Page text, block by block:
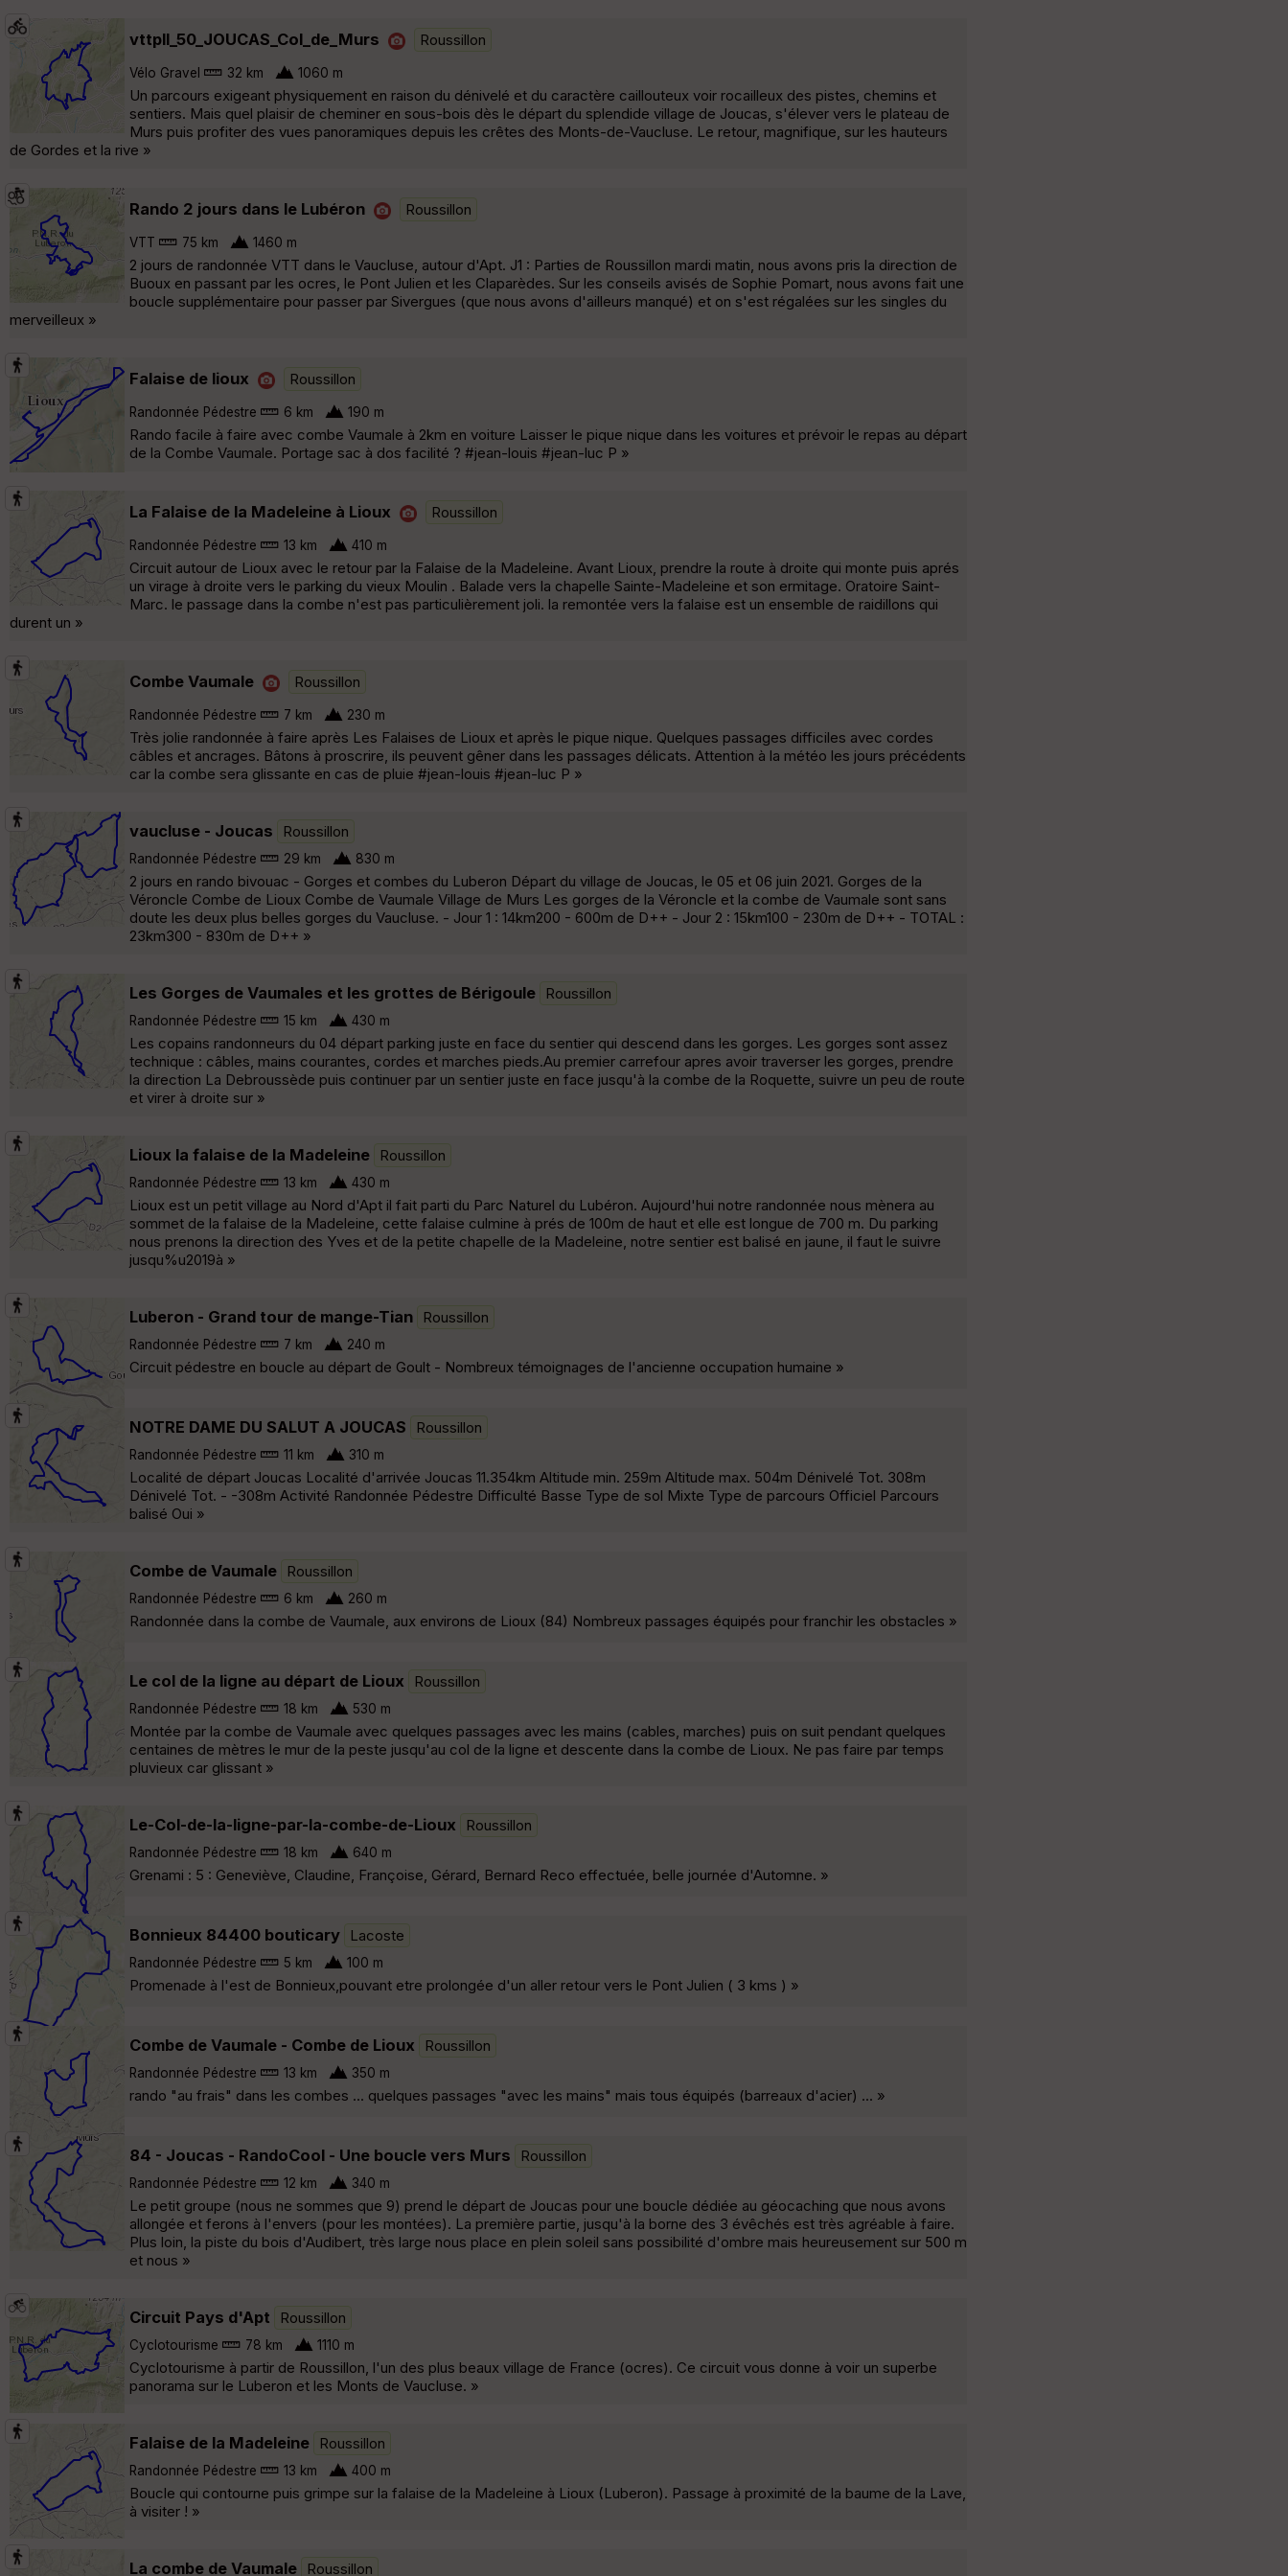
vttpll_50_JOUCAS_Col_de_Murs Roussillon
Vélo Gravel 32 km 1060 m
Un parcours exigeant physiquement en raison du dénivelé et du caractère caillouteux voir rocailleux des pistes, chemins et
sentiers. Mais quel plaisir de cheminer en sous-bois dès le départ du splendide village de Joucas, s'élever vers le plateau de
Murs puis profiter des vues panoramiques depuis les crêtes des Monts-de-Vaucluse. Le retour, magnifique, sur les hauteurs
de Gordes et la rive »
Rando 2 jours dans le Lubéron Roussillon
VTT 75 km 1460 m
2 jours de randonnée VTT dans le Vaucluse, autour d'Apt. J1 : Parties de Roussillon mardi matin, nous avons pris la direction de
Buoux en passant par les ocres, le Pont Julien et les Claparèdes. Sur les conseils avisés de Sophie Pomart, nous avons fait une
boucle supplémentaire pour passer par Sivergues (que nous avons d'ailleurs manqué) et on s'est régalées sur les singles du
merveilleux »
Falaise de lioux Roussillon
Randonnée Pédestre 6 km 190 m
Rando facile à faire avec combe Vaumale à 2km en voiture Laisser le pique nique dans les voitures et prévoir le repas au départ
de la Combe Vaumale. Portage sac à dos facilité ? #jean-louis #jean-luc P »
La Falaise de la Madeleine à Lioux Roussillon
Randonnée Pédestre 13 km 410 m
Circuit autour de Lioux avec le retour par la Falaise de la Madeleine. Avant Lioux, prendre la route à droite qui monte puis aprés
un virage à droite vers le parking du vieux Moulin . Balade vers la chapelle Sainte-Madeleine et son ermitage. Oratoire Saint-
Marc. le passage dans la combe n'est pas particulièrement joli. la remontée vers la falaise est un ensemble de raidillons qui
durent un »
Combe Vaumale Roussillon
Randonnée Pédestre 7 km 230 m
Très jolie randonnée à faire après Les Falaises de Lioux et après le pique nique. Quelques passages difficiles avec cordes
câbles et ancrages. Bâtons à proscrire, ils peuvent gêner dans les passages délicats. Attention à la météo les jours précédents
car la combe sera glissante en cas de pluie #jean-louis #jean-luc P »
vaucluse - Joucas Roussillon
Randonnée Pédestre 29 km 830 m
2 jours en rando bivouac - Gorges et combes du Luberon Départ du village de Joucas, le 05 et 06 juin 2021. Gorges de la
Véroncle Combe de Lioux Combe de Vaumale Village de Murs Les gorges de la Véroncle et la combe de Vaumale sont sans
doute les deux plus belles gorges du Vaucluse. - Jour 1 : 14km200 - 600m de D++ - Jour 2 : 15km100 - 230m de D++ - TOTAL :
23km300 - 830m de D++ »
Les Gorges de Vaumales et les grottes de Bérigoule Roussillon
Randonnée Pédestre 15 km 430 m
Les copains randonneurs du 04 départ parking juste en face du sentier qui descend dans les gorges. Les gorges sont assez
technique : câbles, mains courantes, cordes et marches pieds.Au premier carrefour apres avoir traverser les gorges, prendre
la direction La Debroussède puis continuer par un sentier juste en face jusqu'à la combe de la Roquette, suivre un peu de route
et virer à droite sur »
Lioux la falaise de la Madeleine Roussillon
Randonnée Pédestre 13 km 430 m
Lioux est un petit village au Nord d'Apt il fait parti du Parc Naturel du Lubéron. Aujourd'hui notre randonnée nous mènera au
sommet de la falaise de la Madeleine, cette falaise culmine à prés de 100m de haut et elle est longue de 700 m. Du parking
nous prenons la direction des Yves et de la petite chapelle de la Madeleine, notre sentier est balisé en jaune, il faut le suivre
jusqu%u2019à »
Luberon - Grand tour de mange-Tian Roussillon
Randonnée Pédestre 7 km 240 m
Circuit pédestre en boucle au départ de Goult - Nombreux témoignages de l'ancienne occupation humaine »
NOTRE DAME DU SALUT A JOUCAS Roussillon
Randonnée Pédestre 11 km 310 m
Localité de départ Joucas Localité d'arrivée Joucas 11.354km Altitude min. 259m Altitude max. 504m Dénivelé Tot. 308m
Dénivelé Tot. - -308m Activité Randonnée Pédestre Difficulté Basse Type de sol Mixte Type de parcours Officiel Parcours
balisé Oui »
Combe de Vaumale Roussillon
Randonnée Pédestre 6 km 260 m
Randonnée dans la combe de Vaumale, aux environs de Lioux (84) Nombreux passages équipés pour franchir les obstacles »
Le col de la ligne au départ de Lioux Roussillon
Randonnée Pédestre 18 km 530 m
Montée par la combe de Vaumale avec quelques passages avec les mains (cables, marches) puis on suit pendant quelques
centaines de mètres le mur de la peste jusqu'au col de la ligne et descente dans la combe de Lioux. Ne pas faire par temps
pluvieux car glissant »
Le-Col-de-la-ligne-par-la-combe-de-Lioux Roussillon
Randonnée Pédestre 18 km 640 m
Grenami : 5 : Geneviève, Claudine, Françoise, Gérard, Bernard Reco effectuée, belle journée d'Automne. »
Bonnieux 84400 bouticary Lacoste
Randonnée Pédestre 5 km 100 m
Promenade à l'est de Bonnieux,pouvant etre prolongée d'un aller retour vers le Pont Julien ( 3 kms ) »
Combe de Vaumale - Combe de Lioux Roussillon
Randonnée Pédestre 13 km 350 m
rando "au frais" dans les combes ... quelques passages "avec les mains" mais tous équipés (barreaux d'acier) ... »
84 - Joucas - RandoCool - Une boucle vers Murs Roussillon
Randonnée Pédestre 12 km 340 m
Le petit groupe (nous ne sommes que 9) prend le départ de Joucas pour une boucle dédiée au géocaching que nous avons
allongée et ferons à l'envers (pour les montées). La première partie, jusqu'à la borne des 3 évêchés est très agréable à faire.
Plus loin, la piste du bois d'Audibert, très large nous place en plein soleil sans possibilité d'ombre mais heureusement sur 500 m
et nous »
Circuit Pays d'Apt Roussillon
Cyclotourisme 78 km 1110 m
Cyclotourisme à partir de Roussillon, l'un des plus beaux village de France (ocres). Ce circuit vous donne à voir un superbe
panorama sur le Luberon et les Monts de Vaucluse. »
Falaise de la Madeleine Roussillon
Randonnée Pédestre 13 km 400 m
Boucle qui contourne puis grimpe sur la falaise de la Madeleine à Lioux (Luberon). Passage à proximité de la baume de la Lave,
à visiter ! »
La combe de Vaumale Roussillon